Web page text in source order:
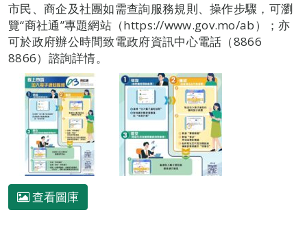
市民、商企及社團如需查詢服務規則、操作步驟，可瀏
覽“商社通”專題網站（https://www.gov.mo/ab）；亦
可於政府辦公時間致電政府資訊中心電話（8866
8866）諮詢詳情。
查看圖庫